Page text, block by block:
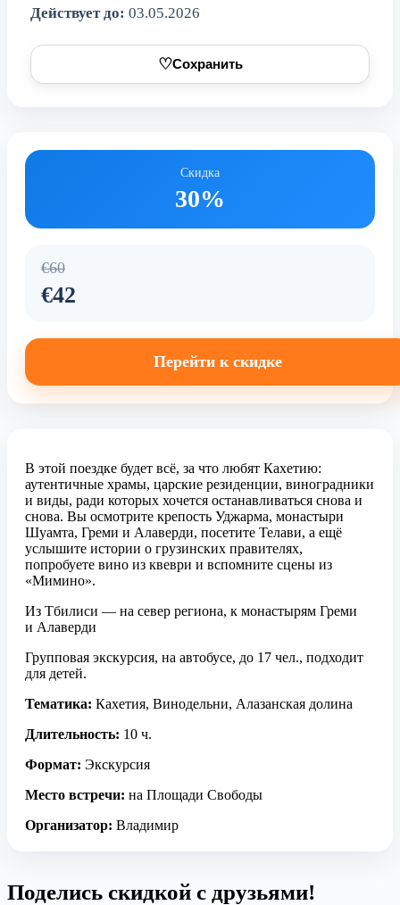
Действует до: 03.05.2026
♡Сохранить
Скидка
30%
€60
€42
Перейти к скидке
В этой поездке будет всё, за что любят Кахетию:
аутентичные храмы, царские резиденции, виноградники
и виды, ради которых хочется останавливаться снова и
снова. Вы осмотрите крепость Уджарма, монастыри
Шуамта, Греми и Алаверди, посетите Телави, а ещё
услышите истории о грузинских правителях,
попробуете вино из квеври и вспомните сцены из
«Мимино».
Из Тбилиси — на север региона, к монастырям Греми
и Алаверди
Групповая экскурсия, на автобусе, до 17 чел., подходит
для детей.
Тематика: Кахетия, Винодельни, Алазанская долина
Длительность: 10 ч.
Формат: Экскурсия
Место встречи: на Площади Свободы
Организатор: Владимир
Поделись скидкой с друзьями!